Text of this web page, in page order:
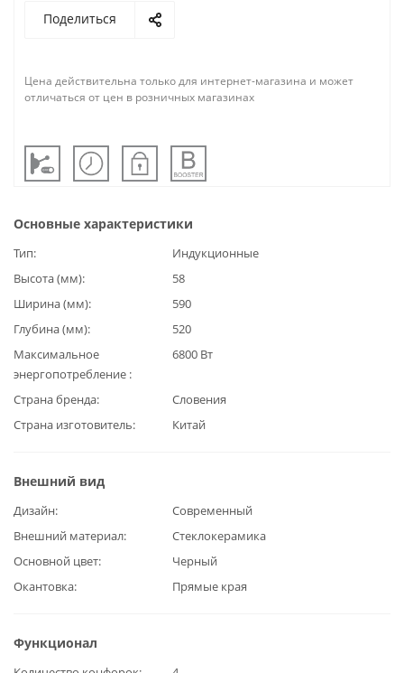
Поделиться
Цена действительна только для интернет-магазина и может
отличаться от цен в розничных магазинах
Основные характеристики
Тип
Индукционные
Высота (мм)
58
Ширина (мм)
590
Глубина (мм)
520
Максимальное
энергопотребление
6800 Вт
Страна бренда
Словения
Страна изготовитель
Китай
Внешний вид
Дизайн
Современный
Внешний материал
Стеклокерамика
Основной цвет
Черный
Окантовка
Прямые края
Функционал